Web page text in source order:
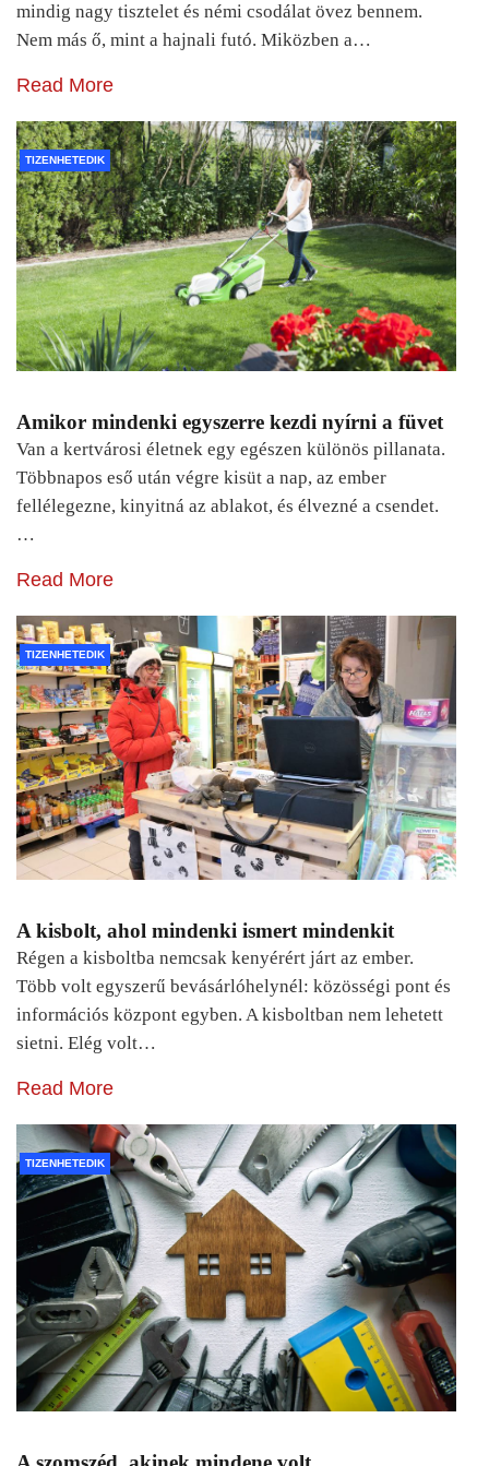
mindig nagy tisztelet és némi csodálat övez bennem.
Nem más ő, mint a hajnali futó. Miközben a…
Read More
TIZENHETEDIK
Amikor mindenki egyszerre kezdi nyírni a füvet
Van a kertvárosi életnek egy egészen különös pillanata.
Többnapos eső után végre kisüt a nap, az ember
fellélegezne, kinyitná az ablakot, és élvezné a csendet.
…
Read More
TIZENHETEDIK
A kisbolt, ahol mindenki ismert mindenkit
Régen a kisboltba nemcsak kenyérért járt az ember.
Több volt egyszerű bevásárlóhelynél: közösségi pont és
információs központ egyben. A kisboltban nem lehetett
sietni. Elég volt…
Read More
TIZENHETEDIK